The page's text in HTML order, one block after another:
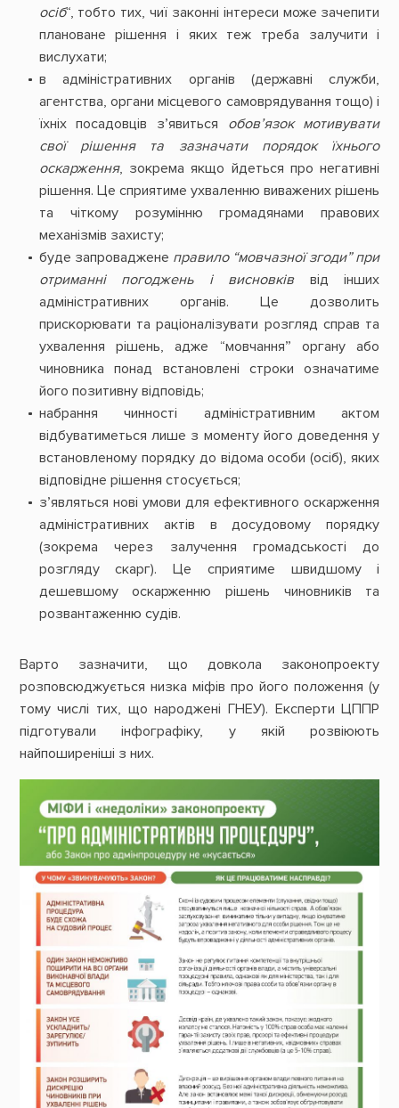
осіб“, тобто тих, чиї законні інтереси може зачепити
плановане рішення і яких теж треба залучити і
вислухати;
в адміністративних органів (державні служби,
агентства, органи місцевого самоврядування тощо) і
їхніх посадовців з’явиться обов’язок мотивувати
свої рішення та зазначати порядок їхнього
оскарження, зокрема якщо йдеться про негативні
рішення. Це сприятиме ухваленню виважених рішень
та чіткому розумінню громадянами правових
механізмів захисту;
буде запроваджене правило “мовчазної згоди” при
отриманні погоджень і висновківвід інших
адміністративних органів. Це дозволить
прискорювати та раціоналізувати розгляд справ та
ухвалення рішень, адже “мовчання” органу або
чиновника понад встановлені строки означатиме
його позитивну відповідь;
набрання чинності адміністративним актом
відбуватиметься лише з моменту його доведення у
встановленому порядку до відома особи (осіб), яких
відповідне рішення стосується;
з’являться нові умови для ефективного оскарження
адміністративних актів в досудовому порядку
(зокрема через залучення громадськості до
розгляду скарг). Це сприятиме швидшому і
дешевшому оскарженню рішень чиновників та
розвантаженню судів.
Варто зазначити, що довкола законопроекту
розповсюджується низка міфів про його положення (у
тому числі тих, що народжені ГНЕУ). Експерти ЦППР
підготували інфографіку, у якій розвіюють
найпоширеніші з них.